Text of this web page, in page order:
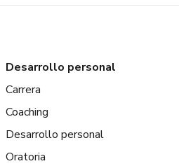
Desarrollo personal
Carrera
Coaching
Desarrollo personal
Oratoria